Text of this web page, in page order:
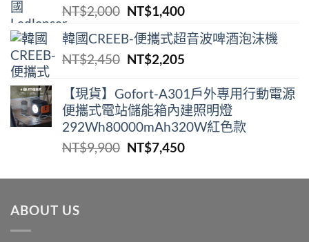
NT$2,000 原
價
格：
NT$1,400目
價
格：
韓國CREEB-便攜式超⾳波啤酒泡沫機
NT$2,450 原
價
格：
NT$2,450。
NT$2,205目
價
格：
NT$2,205。
【現貨】Gofort-A301戶外專用行動電源
便攜式電站儲能箱內建照明燈
292Wh80000mAh320W紅色款
NT$9,900 原
價
NT$7,450目
價
ABOUT US